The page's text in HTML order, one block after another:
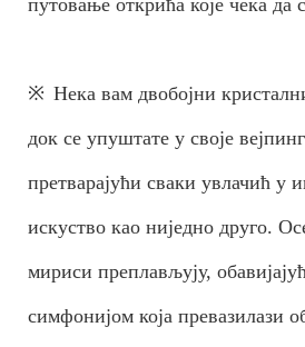
※ Нека вам двобојни
док се упуштате у своје
претварајући сваки увлачић у
искуство као ниједно друго.
мириси преплављују,
симфонијом која превазилази